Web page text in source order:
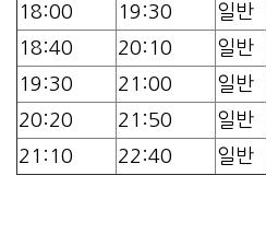
18:00 19:30 일반
18:40
20:10 일반
19:30
21:00 일반
20:20
21:50 일반
21:10
22:40 일반